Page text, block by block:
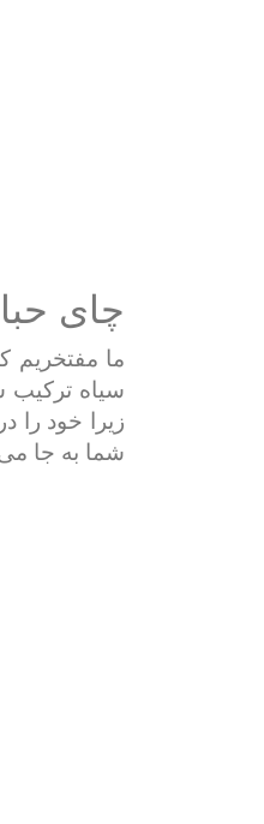
چای
ما مفتخریم
سیاه ترکیب
زیرا خود
شما به جا